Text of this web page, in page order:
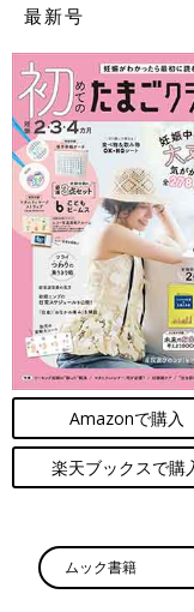
腕立て伏せ
写真：高橋かなこ
(1) 腕を伸ばして指先
倍程度に開く。
(3) かかとが浮かな
最新号
Amazonで購入
楽天ブックスで購
ムック書籍